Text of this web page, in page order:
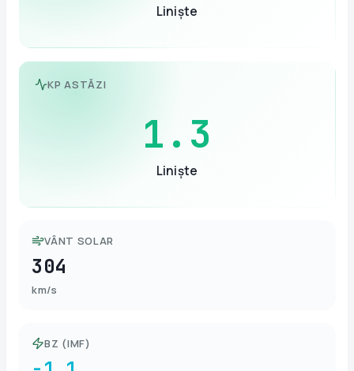
Liniște
KP ASTĂZI
1.3
Liniște
VÂNT SOLAR
304
km/s
BZ (IMF)